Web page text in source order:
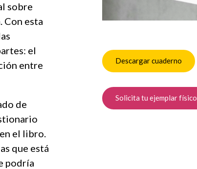
sobre
Con esta
el
entre
de
el libro.
que está
podría
Descargar cuaderno
Solicita tu ejemplar físico